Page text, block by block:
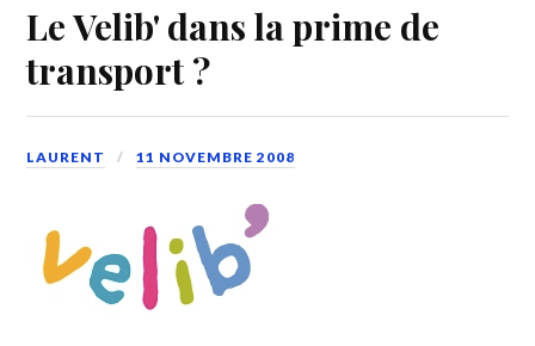
Le Velib' dans la prime de
transport ?
LAURENT 11 NOVEMBRE 2008